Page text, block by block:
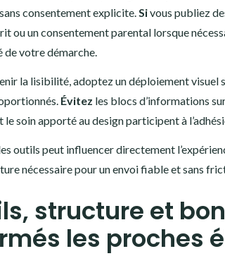
consentement explicite.Sivous publiez
ou un consentement parental lorsque
votre démarche.
la lisibilité, adoptez un déploiement visuel
Évitez les blocs d’informations
le soin apporté au design participent à
outils peut influencer directement
nécessaire pour un envoi fiable et sans
structure et
les proches